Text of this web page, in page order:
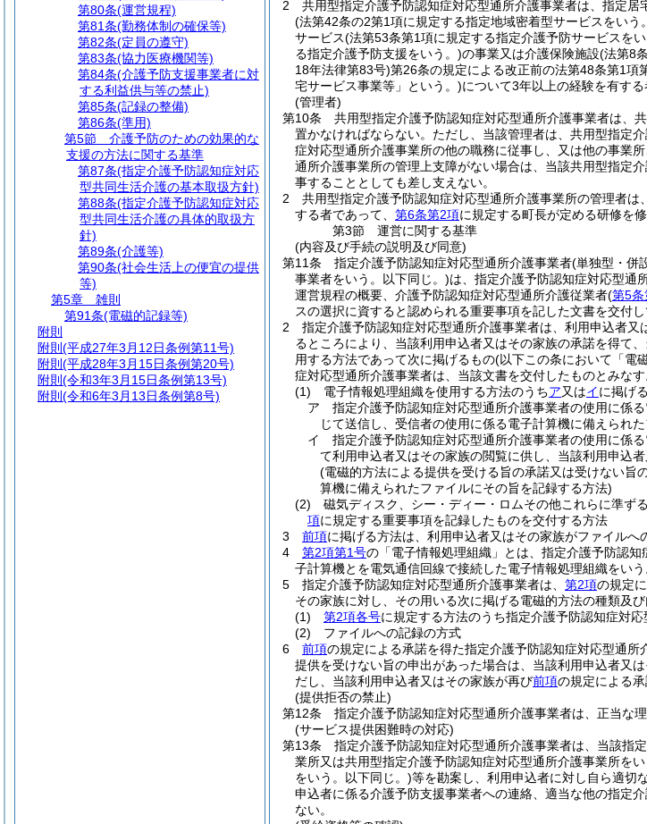
2
共用型指定介護予防認知症対応型通所介護事業者は、指定居
(法第42条の2第1項に規定する指定地域密着型サービスをいう
サービス(法第53条第1項に規定する指定介護予防サービスを
る指定介護予防支援をいう。)の事業又は介護保険施設(法第8
18年法律第83号)第26条の規定による改正前の法第48条第1項
宅サービス事業等」という。)について3年以上の経験を有する
(管理者)
第10条
共用型指定介護予防認知症対応型通所介護事業者は、
置かなければならない。 ただし、当該管理者は、共用型指定
症対応型通所介護事業所の他の職務に従事し、又は他の事業
通所介護事業所の管理上支障がない場合は、当該共用型指定
事することとしても差し支えない。
2
共用型指定介護予防認知症対応型通所介護事業所の管理者
する者であって、 第6条第2項に規定する町長が定める研修を
第3節
運営に関する基準
(内容及び手続の説明及び同意)
第11条
指定介護予防認知症対応型通所介護事業者(単独型・併
事業者をいう。以下同じ。)は、指定介護予防認知症対応型通
運営規程の概要、介護予防認知症対応型通所介護従業者(第5
スの選択に資すると認められる重要事項を記した文書を交付
2
指定介護予防認知症対応型通所介護事業者は、利用申込者又
るところにより、当該利用申込者又はその家族の承諾を得て
用する方法であって次に掲げるもの(以下この条において「電
症対応型通所介護事業者は、当該文書を交付したものとみなす
(1)
電子情報処理組織を使用する方法のうちア又はイに掲げ
ア
指定介護予防認知症対応型通所介護事業者の使用に係
じて送信し、受信者の使用に係る電子計算機に備えられ
イ
指定介護予防認知症対応型通所介護事業者の使用に係
て利用申込者又はその家族の閲覧に供し、当該利用申込
(電磁的方法による提供を受ける旨の承諾又は受けない旨
算機に備えられたファイルにその旨を記録する方法)
(2)
磁気ディスク、シー・ディー・ロムその他これらに準ず
項に規定する重要事項を記録したものを交付する方法
3
前項に掲げる方法は、利用申込者又はその家族がファイル
4
第2項第1号の「電子情報処理組織」とは、指定介護予防認
子計算機とを電気通信回線で接続した電子情報処理組織をいう
5
指定介護予防認知症対応型通所介護事業者は、 第2項の規定
その家族に対し、その用いる次に掲げる電磁的方法の種類及
(1)
第2項各号に規定する方法のうち指定介護予防認知症対
(2)
ファイルへの記録の方式
6
前項の規定による承諾を得た指定介護予防認知症対応型通
提供を受けない旨の申出があった場合は、当該利用申込者又は
だし、当該利用申込者又はその家族が再び前項の規定による
(提供拒否の禁止)
第12条
指定介護予防認知症対応型通所介護事業者は、正当な
(サービス提供困難時の対応)
第13条
指定介護予防認知症対応型通所介護事業者は、当該指
業所又は共用型指定介護予防認知症対応型通所介護事業所を
をいう。以下同じ。)等を勘案し、利用申込者に対し自ら適切
申込者に係る介護予防支援事業者への連絡、適当な他の指定
ない。
第80条(運営規程)
第81条(勤務体制の確保等)
第82条(定員の遵守)
第83条(協力医療機関等)
第84条(介護予防支援事業者に対
する利益供与等の禁止)
第85条(記録の整備)
第86条(準用)
第5節
介護予防のための効果的な
支援の方法に関する基準
第87条(指定介護予防認知症対応
型共同生活介護の基本取扱方針)
第88条(指定介護予防認知症対応
型共同生活介護の具体的取扱方
針)
第89条(介護等)
第90条(社会生活上の便宜の提供
等)
第5章
雑則
第91条(電磁的記録等)
附則
附則 (平成27年3月12日条例第11号)
附則 (平成28年3月15日条例第20号)
附則 (令和3年3月15日条例第13号)
附則 (令和6年3月13日条例第8号)